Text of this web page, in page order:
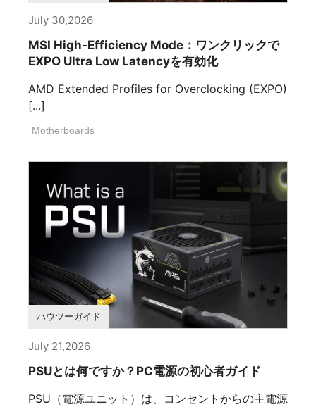
July 30,2026
MSI High-Efficiency Mode：ワンクリックで
EXPO Ultra Low Latencyを有効化
AMD Extended Profiles for Overclocking (EXPO)
[...]
Motherboards
ハウツーガイド
July 21,2026
PSUとは何ですか？PC電源の初心者ガイド
PSU（電源ユニット）は、コンセントからの主電源